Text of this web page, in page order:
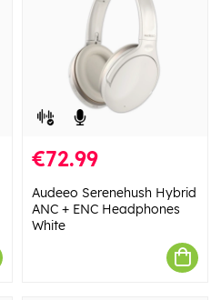
€72.99
Audeeo Serenehush Hybrid
ANC + ENC Headphones
White